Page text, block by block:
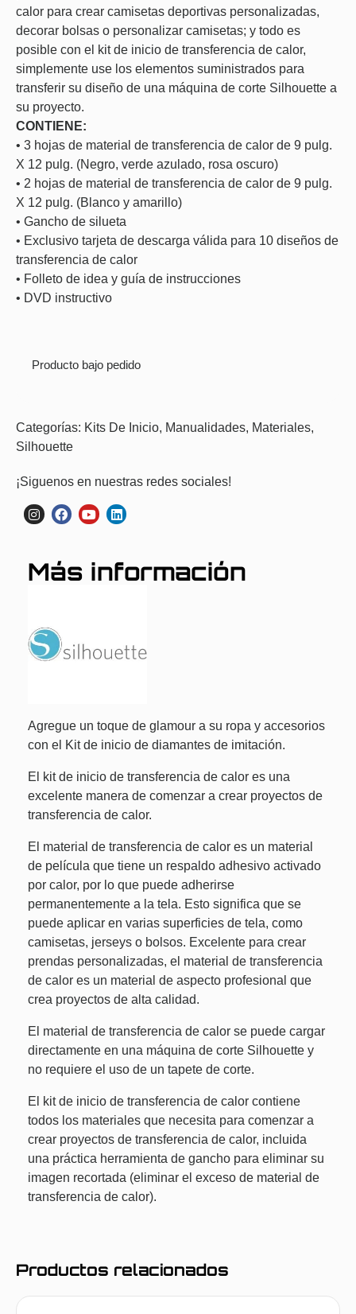
calor para crear camisetas deportivas personalizadas,
decorar bolsas o personalizar camisetas; y todo es
posible con el kit de inicio de transferencia de calor,
simplemente use los elementos suministrados para
transferir su diseño de una máquina de corte Silhouette a
su proyecto.
CONTIENE:
• 3 hojas de material de transferencia de calor de 9 pulg.
X 12 pulg. (Negro, verde azulado, rosa oscuro)
• 2 hojas de material de transferencia de calor de 9 pulg.
X 12 pulg. (Blanco y amarillo)
• Gancho de silueta
• Exclusivo tarjeta de descarga válida para 10 diseños de
transferencia de calor
• Folleto de idea y guía de instrucciones
• DVD instructivo
Producto bajo pedido
Categorías: Kits De Inicio, Manualidades, Materiales,
Silhouette
¡Siguenos en nuestras redes sociales!
Más información
Agregue un toque de glamour a su ropa y accesorios
con el Kit de inicio de diamantes de imitación.
El kit de inicio de transferencia de calor es una
excelente manera de comenzar a crear proyectos de
transferencia de calor.
El material de transferencia de calor es un material
de película que tiene un respaldo adhesivo activado
por calor, por lo que puede adherirse
permanentemente a la tela. Esto significa que se
puede aplicar en varias superficies de tela, como
camisetas, jerseys o bolsos. Excelente para crear
prendas personalizadas, el material de transferencia
de calor es un material de aspecto profesional que
crea proyectos de alta calidad.
El material de transferencia de calor se puede cargar
directamente en una máquina de corte Silhouette y
no requiere el uso de un tapete de corte.
El kit de inicio de transferencia de calor contiene
todos los materiales que necesita para comenzar a
crear proyectos de transferencia de calor, incluida
una práctica herramienta de gancho para eliminar su
imagen recortada (eliminar el exceso de material de
transferencia de calor).
Productos relacionados